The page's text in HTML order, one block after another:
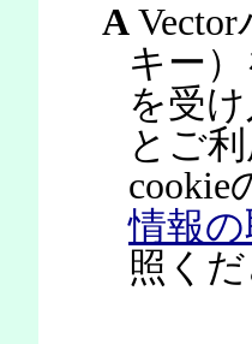
A
キー
を受
とご
cookie
情報
照く